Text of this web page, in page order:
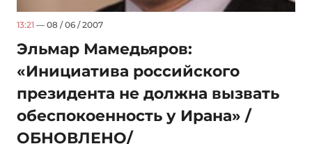
13:21 — 08 / 06 / 2007
Эльмар Мамедьяров:
«Инициатива российского
президента не должна вызвать
обеспокоенность у Ирана» /
ОБНОВЛЕНО/